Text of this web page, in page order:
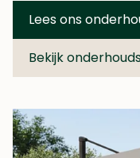
Lees ons
Bekijk